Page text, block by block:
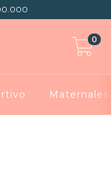
0
Maternales